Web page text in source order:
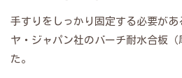
手すりをしっかり固定する必要が
ヤ・ジャパン社のバーチ耐水合板（
た。